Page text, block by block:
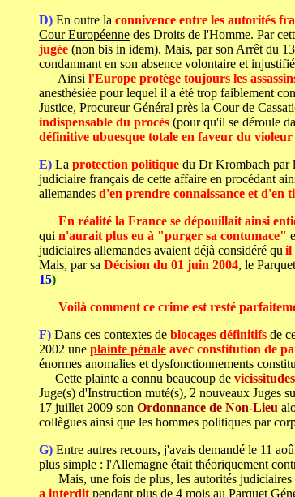
D) En outre la connivence entre les autorités
Cour Européenne des Droits de l'Homme. Par
jugée (non bis in idem). Mais, par son Arrêt du
condamnant en son absence volontaire et
Ainsi l'Europe protège toujours les
anesthésiée pour lequel il a été trop faiblement
Justice, Procureur Général près la Cour de
indispensable du procès (pour qu'il se déroule
définitive ubuesque totale en faveur du
E) La protection politique du Dr Krombach par
judiciaire français de cette affaire en procédant
allemandes d'en prendre connaissance et d'en
En réalité la France se dépouillait ainsi
qui n'aurait plus eu à "purger sa contumace"
judiciaires allemandes avaient déjà considéré qu'il
Mais, par sa Décision du 01 juin 2004, le
15)
Voilà comment ce crime est resté
F) Dans ces contextes de blocages définitifs de
2002 une plainte pénale avec constitution de
énormes anomalies et dysfonctionnements
Cette plainte a connu beaucoup de vicissitudes
Juge(s) d'Instruction muté(s), 2 nouveaux Juges
17 juillet 2009 son Ordonnance de Non-Lieu
collègues ainsi que les hommes politiques par
G) Entre autres recours, j'avais demandé le 11
plus simple : l'Allemagne était théoriquement
Mais, une fois de plus, les autorités judiciaires
a interdit pendant plus de 4 mois au Parquet